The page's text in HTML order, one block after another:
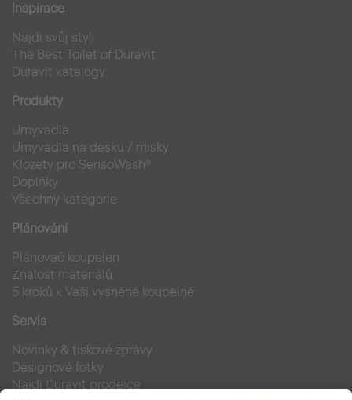
Inspirace
Najdi svůj styl
The Best Toilet of Duravit
Duravit katalogy
Produkty
Umyvadla
Umyvadla na desku / misky
Klozety pro SensoWash®
Doplňky
Všechny kategorie
Plánování
Plánovač koupelen
Znalost materiálů
5 kroků k Vaší vysněné koupelně
Servis
Novinky & tiskové zprávy
Designové fotky
Najdi Duravit prodejce